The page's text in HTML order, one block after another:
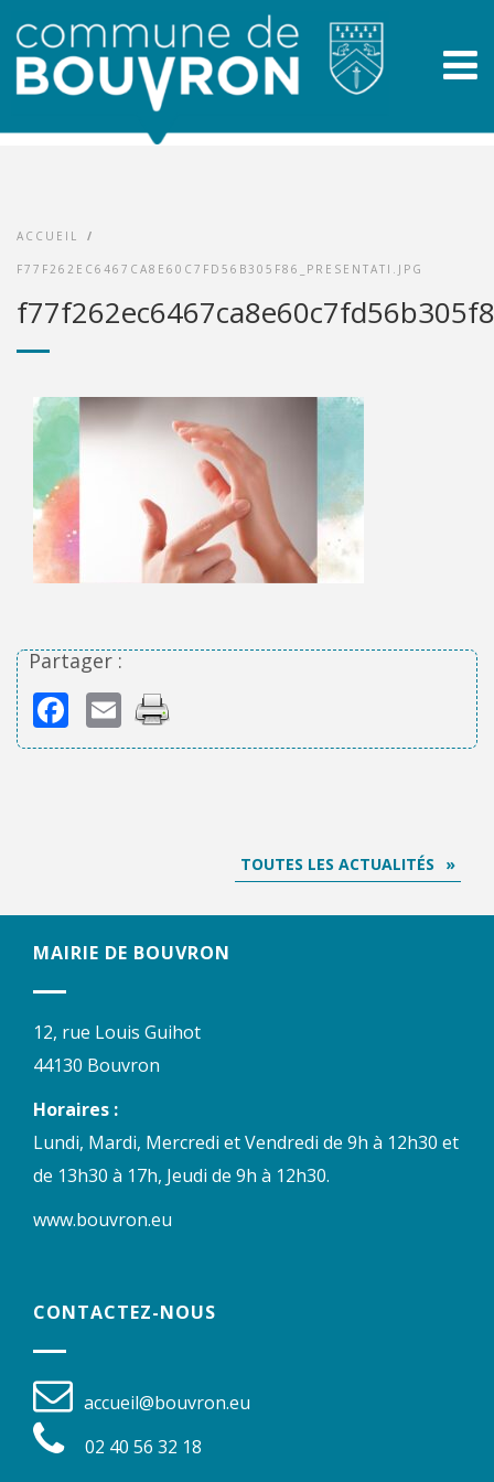
ACCUEIL /
F77F262EC6467CA8E60C7FD56B305F86_PRESENTATI.JPG
Partager :
Facebook
Email
TOUTES LES ACTUALITÉS
MAIRIE DE BOUVRON
12, rue Louis Guihot
44130 Bouvron
Horaires :
Lundi, Mardi, Mercredi et Vendredi de 9h à 12h30 et
de 13h30 à 17h, Jeudi de 9h à 12h30.
www.bouvron.eu
CONTACTEZ-NOUS
accueil@bouvron.eu
02 40 56 32 18